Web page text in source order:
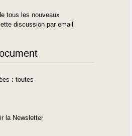
tous les nouveaux
discussion par email
: toutes
la Newsletter